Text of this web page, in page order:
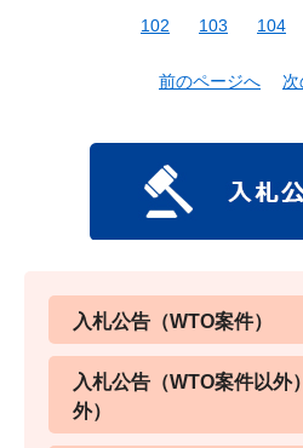
102
103 104
前のページへ
入札公告（WTO案件）
入札公告（WTO案件以外
外）